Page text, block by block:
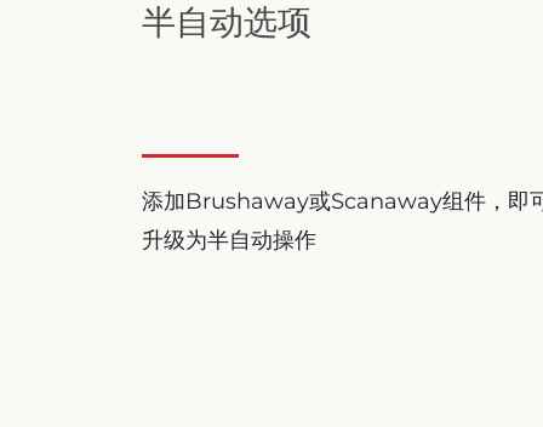
半自动选项
添加Brushaway或Scanaway组件，即
升级为半自动操作